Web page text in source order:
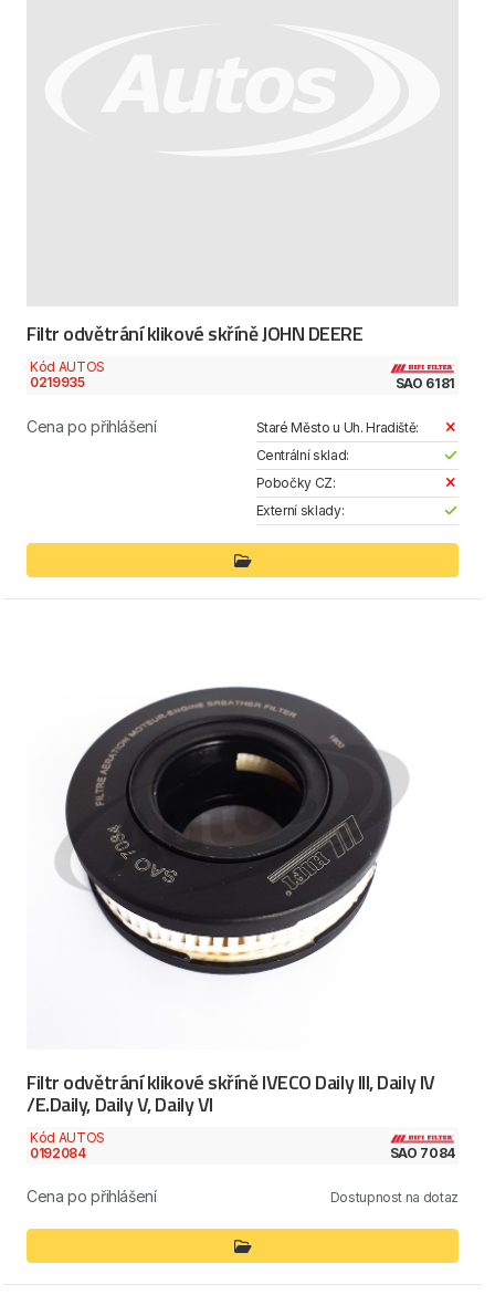
Filtr odvětrání klikové skříně JOHN DEERE
Kód AUTOS
0219935
SAO 6181
Cena po přihlášení
Staré Město u Uh. Hradiště:
Centrální sklad:
Pobočky CZ:
Externí sklady:
Filtr odvětrání klikové skříně IVECO Daily III, Daily IV
/E.Daily, Daily V, Daily VI
Kód AUTOS
0192084
SAO 7084
Cena po přihlášení Dostupnost na dotaz